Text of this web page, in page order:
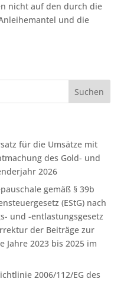
nicht auf den durch die
und die
für die Umsätze mit
des Gold- und
2026
gemäß § 39b
(EStG) nach
und -entlastungsgesetz
der Beiträge zur
Jahre 2023 bis 2025 im
2006/112/EG des